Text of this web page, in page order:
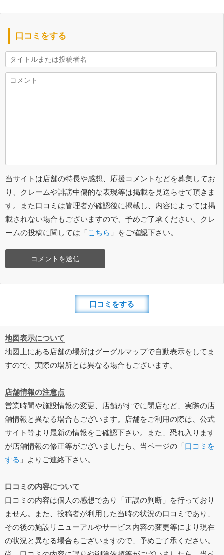
口コミをする
当サイトは店舗の特長や感想、応援コメントなどを募集してお
り、クレームや誹謗中傷的な表現等は掲載を見送らせて頂きま
す。また口コミは管理者が確認後に掲載し、内容によっては掲
載されない場合もございますので、予めご了承ください。クレ
ームの投稿に関しては「こちら 」をご確認下さい。
口コミをする
地図表示について
地図上にある店舗の場所はグーグルマップで自動表示をしてま
すので、実際の場所とは異なる場合もございます。
店舗情報の注意点
営業時間や施設情報の変更、店舗がすでに閉店など、実際の店
舗情報と異なる場合もございます。店舗をご利用の際は、公式
サイト等より最新の情報をご確認下さい。また、恐れ入ります
が店舗情報の修正等がございましたら、当ページの「口コミを
する 」よりご連絡下さい。
口コミの内容について
口コミの内容は個人の感想であり「正誤の判断」を行っており
ません。また、投稿者が利用した当時の状況の口コミであり、
その後の施設リニューアルやサービス内容の変更等により現在
の状況と異なる場合もございますので、予めご了承ください。